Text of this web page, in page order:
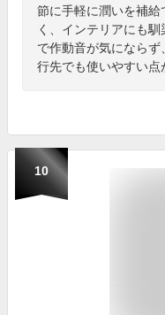
節に手軽に潤いを補給
く、インテリアにも
で作動音が気になら
行先でも使いやすい点
10